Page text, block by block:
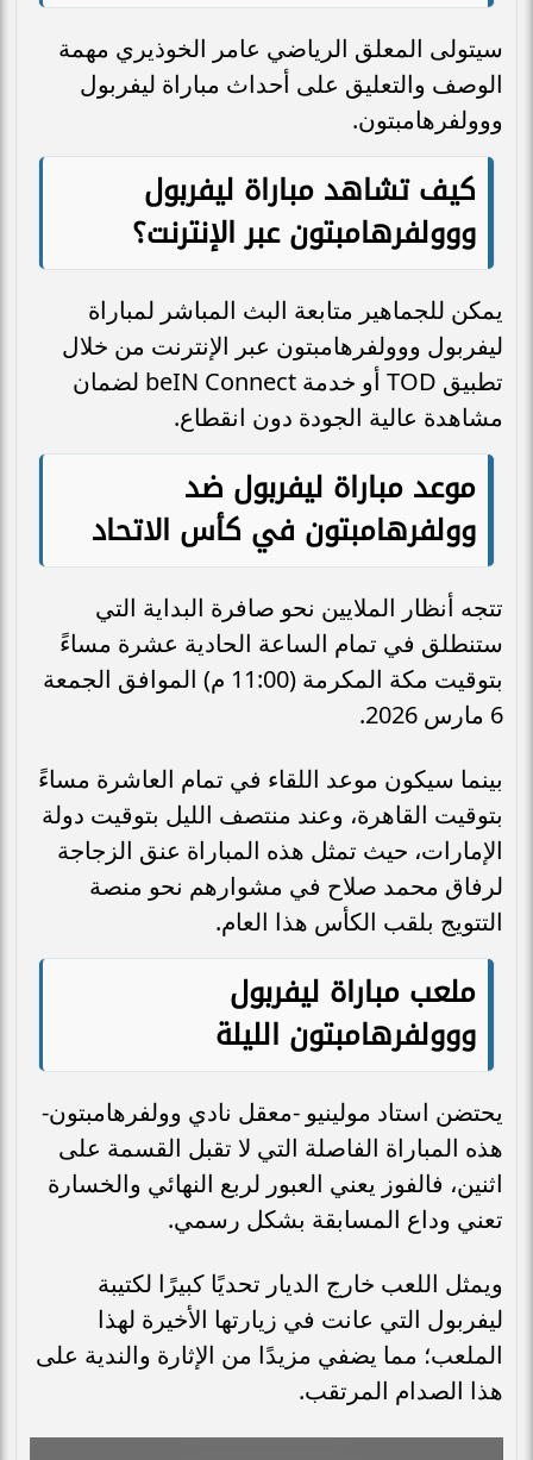
سيتولى المعلق الرياضي عامر الخوذيري مهمة
الوصف والتعليق على أحداث مباراة ليفربول
ووولفرهامبتون.
كيف تشاهدمباراة ليفربول
ووولفرهامبتون عبر الإنترنت؟
يمكن للجماهير متابعة البث المباشر لمباراة
ليفربول ووولفرهامبتون عبر الإنترنت من خلال
تطبيق TOD أو خدمة beIN Connect لضمان
مشاهدة عالية الجودة دون انقطاع.
موعد مباراة ليفربول ضد
وولفرهامبتون في كأس الاتحاد
تتجه أنظار الملايين نحو صافرة البداية التي
ستنطلق في تمام الساعة الحادية عشرة مساءً
بتوقيت مكة المكرمة (11:00 م) الموافق الجمعة
6 مارس 2026.
بينما سيكون موعد اللقاء في تمام العاشرة مساءً
بتوقيت القاهرة، وعند منتصف الليل بتوقيت دولة
الإمارات، حيث تمثل هذه المباراة عنق الزجاجة
لرفاق محمد صلاح في مشوارهم نحو منصة
التتويج بلقب الكأس هذا العام.
ملعب مباراة ليفربول
ووولفرهامبتون الليلة
يحتضن استاد مولينيو -معقل نادي وولفرهامبتون-
هذه المباراة الفاصلة التي لا تقبل القسمة على
اثنين، فالفوز يعني العبور لربع النهائي والخسارة
تعني وداع المسابقة بشكل رسمي.
ويمثل اللعب خارج الديار تحديًا كبيرًا لكتيبة
ليفربول التي عانت في زيارتها الأخيرة لهذا
الملعب؛ مما يضفي مزيدًا من الإثارة والندية على
هذا الصدام المرتقب.